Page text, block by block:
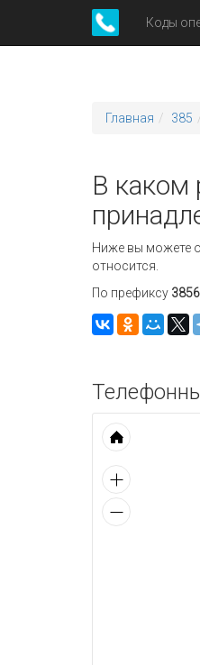
Коды
Главная 385
В каком
Ниже вы можете
относится.
По префиксу